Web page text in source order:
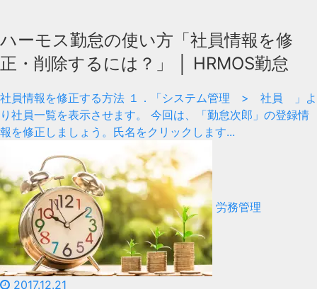
ハーモス勤怠の使い方「社員情報を修
正・削除するには？」 │ HRMOS勤怠
社員情報を修正する方法 １．「システム管理 > 社員 」よ
り社員一覧を表示させます。 今回は、「勤怠次郎」の登録情
報を修正しましょう。氏名をクリックします...
労務管理
2017.12.21